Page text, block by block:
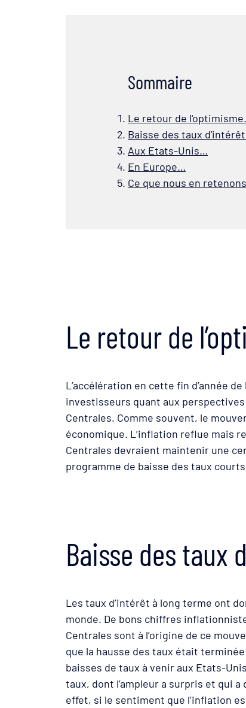
Sommaire
Le retour de
Baisse des taux
Aux Etats-Unis…
En Europe…
Ce que nous en retenons
Le retour de
L’accélération en cette fin d’année
investisseurs quant aux
Centrales. Comme souvent, le
économique. L’inflation reflue mais
Centrales devraient maintenir une
programme de baisse des taux courts
Baisse des taux
Les taux d’intérêt à long terme ont
monde. De bons chiffres
Centrales sont à l’origine de ce
que la hausse des taux était
baisses de taux à venir aux Etats-
taux, dont l’ampleur a surpris et qui a
effet, si le sentiment que l’inflation